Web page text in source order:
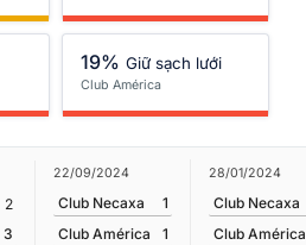
19% Giữ sạch lưới
Club América
2
3
22/09/2024
Club Necaxa
1
Club América
1
28/01/2024
Club Necaxa
Club América